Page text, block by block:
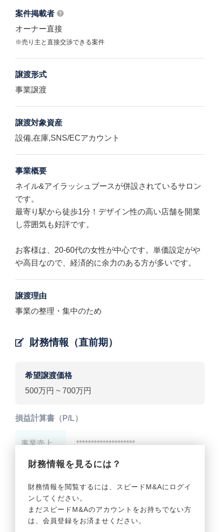
案件掲載者
オーナー直接
※売り主と直接交渉できる案件
譲渡形式
事業譲渡
譲渡対象資産
設備,在庫,SNS/ECアカウント
事業概要
ネイル&アイラッシュブースが併設されているサロン
です。
最寄り駅から徒歩1分！デザイン性の高い店舗を開業
し雰囲気も好評です。
お客様は、20-60代の女性が中心です。単価設定がや
や高目なので、経済的に余力のある方が多いです。
譲渡理由
事業の整理・集中のため
財務情報（直前期）
希望譲渡価格
500万円 ~ 700万円
財務情報を見るには？
財務情報を閲覧するには、スピードM&Aにログイ
ンしてください。
まだスピードM&Aのアカウントをお持ちでない方
は、会員登録をお済ませください。
損益計算書（P/L）
事業売上 ********************
事業利益 ********************
貸借対照表（B/S）
事業資産 ********************